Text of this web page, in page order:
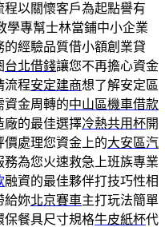
以關懷客戶為起點譽有
學專幫士林當鋪中小企業
的經驗品質借小額創業貸
台北借錢讓您不再擔心資金
流程安定建商想了解安定區
資金周轉的中山區機車借款
廠的最佳選擇冷熱共用杯開
處理您資金上的大安區汽
為您火速救急上班族專業
融資的最佳夥伴打技巧性相
給妳北京賽車主打玩法簡單
保餐具尺寸規格牛皮紙杯代